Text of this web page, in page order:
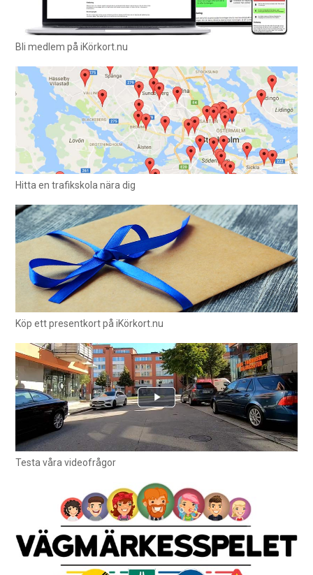
Bli medlem på iKörkort.nu
Hitta en trafikskola nära dig
Köp ett presentkort på iKörkort.nu
Testa våra videofrågor